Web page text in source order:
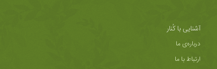
آشنایی با کُنار
درباره‌ی ما
ارتباط با ما